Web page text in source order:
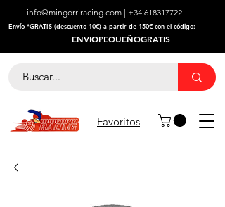
info@mingorriracing.com | +34 618317722
​Envío *GRATIS (descuento 10€) a partir de 150€ con el código:
ENVIOPEQUEÑOGRATIS
Favoritos